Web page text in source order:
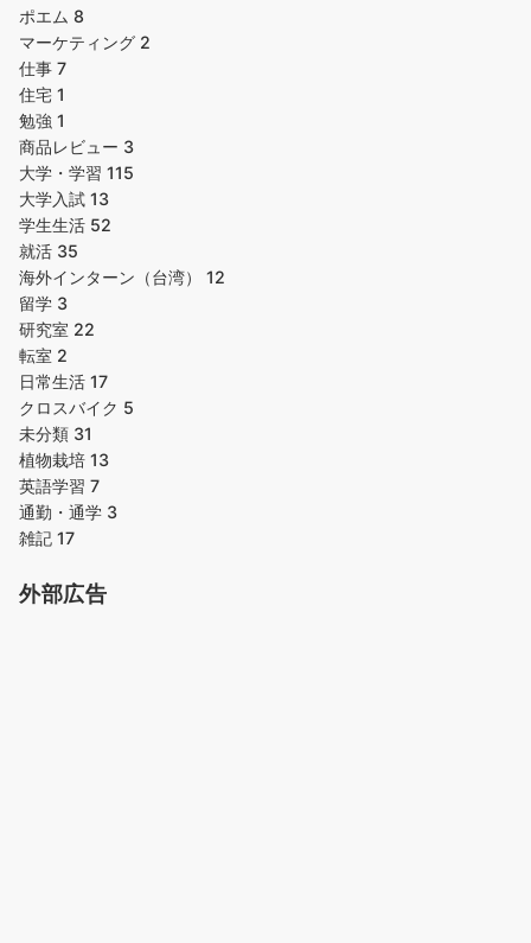
ポエム 8
マーケティング 2
仕事 7
住宅 1
勉強 1
商品レビュー 3
大学・学習 115
大学入試 13
学生生活 52
就活 35
海外インターン（台湾） 12
留学 3
研究室 22
転室 2
日常生活 17
クロスバイク 5
未分類 31
植物栽培 13
英語学習 7
通勤・通学 3
雑記 17
外部広告